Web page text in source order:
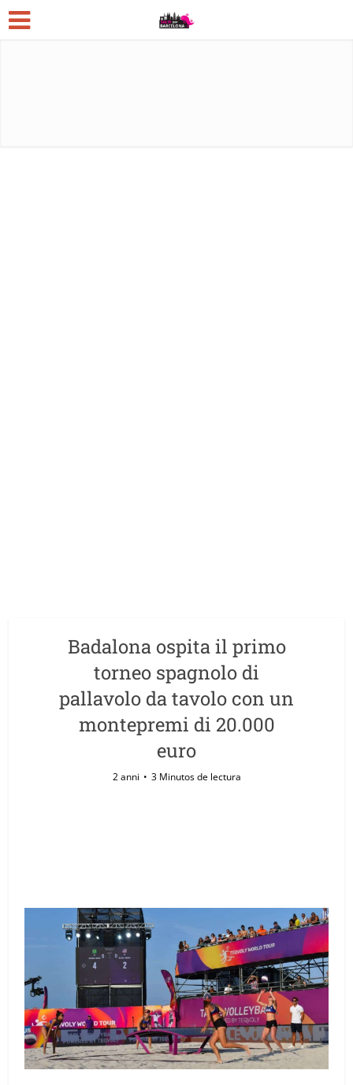
Badalona ospita il primo
torneo spagnolo di
pallavolo da tavolo con un
montepremi di 20.000
euro
2 anni 3 Minutos de lectura